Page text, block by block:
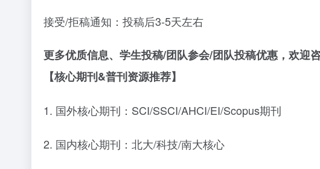
接受/拒稿通知：投稿后3-5天左右
更多优质信息、学生投稿/团队参会/团队投稿优惠，欢迎
【核心期刊&普刊资源推荐】
1. 国外核心期刊 ： SCI/SSCI/AHCI/EI/Scopus期刊
2. 国内核心期刊 ：北大/科技/南大核心